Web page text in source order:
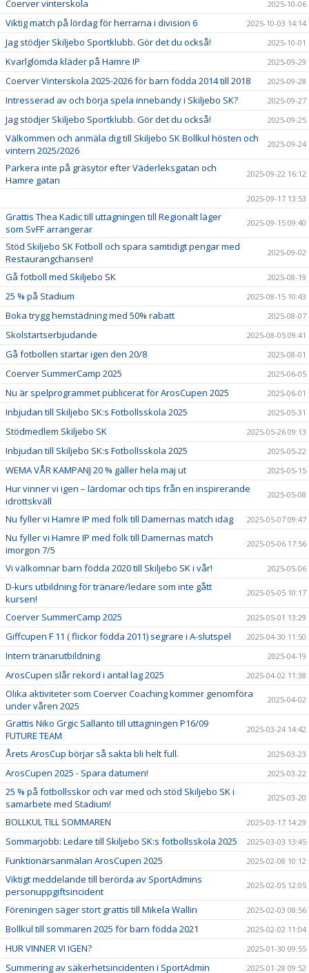
Coerver vinterskola 2025-10-06
Viktig match på lördag för herrarna i division 6 2025-10-03 14:14
Jag stödjer Skiljebo Sportklubb. Gör det du också! 2025-10-01
Kvarlglömda kläder på Hamre IP 2025-09-29
Coerver Vinterskola 2025-2026 för barn födda 2014 till 2018 2025-09-28
Intresserad av och börja spela innebandy i Skiljebo SK? 2025-09-27
Jag stödjer Skiljebo Sportklubb. Gör det du också! 2025-09-25
Välkommen och anmäla dig till Skiljebo SK Bollkul hösten och
vintern 2025/2026
2025-09-24
Parkera inte på gräsytor efter Väderleksgatan och
Hamre gatan
2025-09-22 16:12
2025-09-17 13:53
Grattis Thea Kadic till uttagningen till Regionalt läger
som SvFF arrangerar
2025-09-15 09:40
Stöd Skiljebo SK Fotboll och spara samtidigt pengar med
Restaurangchansen!
2025-09-02
Gå fotboll med Skiljebo SK 2025-08-19
25 % på Stadium 2025-08-15 10:43
Boka trygg hemstädning med 50% rabatt 2025-08-07
Skolstartserbjudande 2025-08-05 09:41
Gå fotbollen startar igen den 20/8 2025-08-01
Coerver SummerCamp 2025 2025-06-05
Nu är spelprogrammet publicerat för ArosCupen 2025 2025-06-01
Inbjudan till Skiljebo SK:s Fotbollsskola 2025 2025-05-31
Stödmedlem Skiljebo SK 2025-05-26 09:13
Inbjudan till Skiljebo SK:s Fotbollsskola 2025 2025-05-22
WEMA VÅR KAMPANJ 20 % gäller hela maj ut 2025-05-15
Hur vinner vi igen – lärdomar och tips från en inspirerande
idrottskväll
2025-05-08
Nu fyller vi Hamre IP med folk till Damernas match idag 2025-05-07 09:47
Nu fyller vi Hamre IP med folk till Damernas match
imorgon 7/5
2025-05-06 17:56
Vi välkomnar barn födda 2020 till Skiljebo SK i vår! 2025-05-06
D-kurs utbildning för tränare/ledare som inte gått
kursen!
2025-05-05 10:17
Coerver SummerCamp 2025 2025-05-01 13:29
Giffcupen F 11 ( flickor födda 2011) segrare i A-slutspel 2025-04-30 11:50
Intern tränarutbildning 2025-04-19
ArosCupen slår rekord i antal lag 2025 2025-04-02 11:38
Olika aktiviteter som Coerver Coaching kommer genomföra
under våren 2025
2025-04-02
Grattis Niko Grgic Sallanto till uttagningen P16/09
FUTURE TEAM
2025-03-24 14:42
Årets ArosCup börjar så sakta bli helt full. 2025-03-23
ArosCupen 2025 - Spara datumen! 2025-03-22
25 % på fotbollsskor och var med och stöd Skiljebo SK i
samarbete med Stadium!
2025-03-20
BOLLKUL TILL SOMMAREN 2025-03-17 14:29
Sommarjobb: Ledare till Skiljebo SK:s fotbollsskola 2025 2025-03-03 13:45
Funktionärsanmälan ArosCupen 2025 2025-02-08 10:12
Viktigt meddelande till berörda av SportAdmins
personuppgiftsincident
2025-02-05 12:05
Föreningen säger stort grattis till Mikela Wallin 2025-02-03 08:56
Bollkul till sommaren 2025 för barn födda 2021 2025-02-02 11:04
HUR VINNER VI IGEN? 2025-01-30 09:55
Summering av säkerhetsincidenten i SportAdmin 2025-01-28 09:52